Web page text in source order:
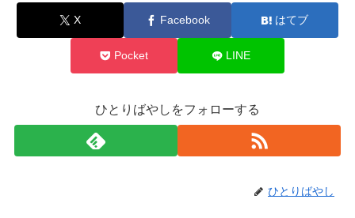
X Facebook はてブ
Pocket LINE
ひとりばやしをフォローする
ひとりばやし